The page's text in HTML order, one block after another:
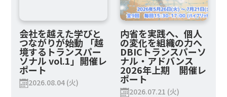
会社を越えた学びと
つながりが始動 「越
境するトランスパー
ソナル vol.1」開催レ
ポート
2026.08.04 (火)
内省を実践へ、個人
の変化を組織の力へ
DBICトランスパーソ
ナル・アドバンス
2026年上期 開催レ
ポート
2026.07.21 (火)